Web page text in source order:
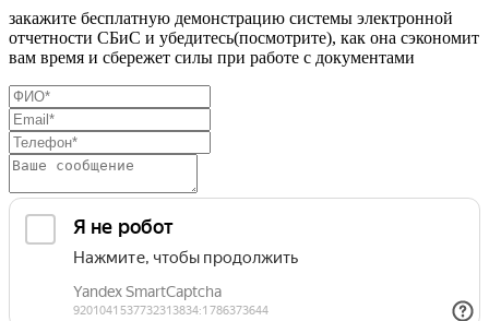
закажите бесплатную демонстрацию системы электронной
отчетности СБиС и убедитесь(посмотрите), как она сэкономит
вам время и сбережет силы при работе с документами